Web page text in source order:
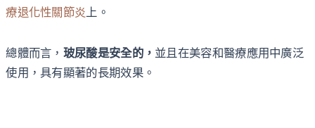
療退化性關節炎 上。
總體而言， 玻尿酸是安全的， 並且在美容和醫療應用中廣泛
使用，具有顯著的長期效果。